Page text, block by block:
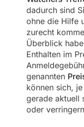
dadurch sind
ohne die Hilfe
zurecht
Überblick
Enthalten im
genannten
können sich,
gerade aktuell
oder